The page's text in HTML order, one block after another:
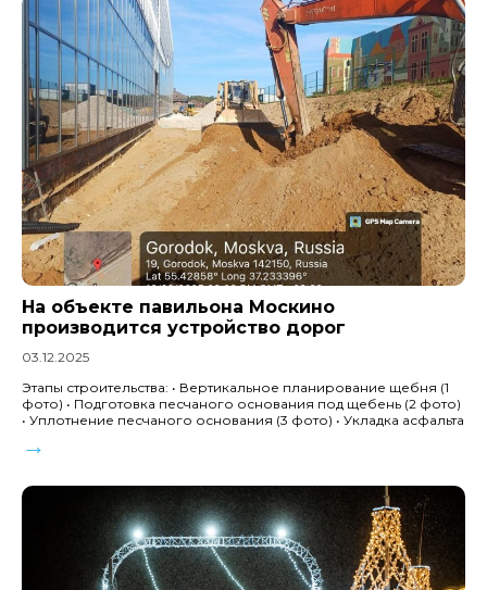
На объекте павильона Москино
производится устройство дорог
03.12.2025
Этапы строительства: • Вертикальное планирование щебня (1
фото) • Подготовка песчаного основания под щебень (2 фото)
• Уплотнение песчаного основания (3 фото) • Укладка асфальта
→